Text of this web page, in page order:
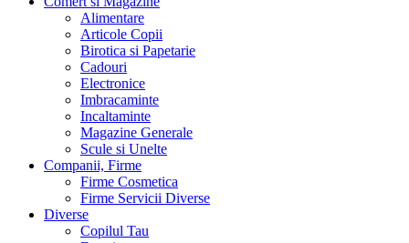
Alimentare
Articole Copii
Birotica si Papetarie
Cadouri
Electronice
Imbracaminte
Incaltaminte
Magazine Generale
Scule si Unelte
Companii, Firme
Firme Cosmetica
Firme Servicii Diverse
Diverse
Copilul Tau